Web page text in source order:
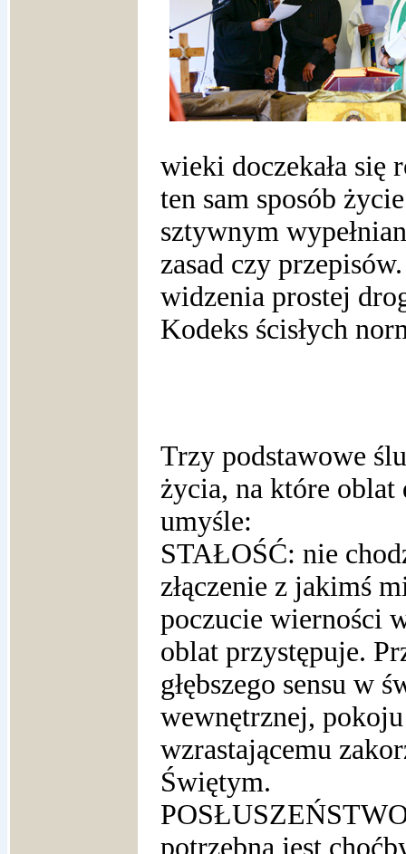
wieki doczekała się
ten sam sposób
sztywnym
zasad czy
widzenia prostej
Kodeks ścisłych
Trzy podstawowe
życia, na które oblat
umyśle:
STAŁOŚĆ: nie
złączenie z jakimś
poczucie wierności
oblat przystępuje.
głębszego sensu w
wewnętrznej,
wzrastającemu
potrzebna jest